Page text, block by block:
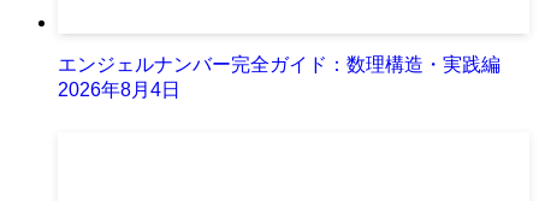
エンジェルナンバー完全ガイド：数理構造・実践編
2026年8月4日